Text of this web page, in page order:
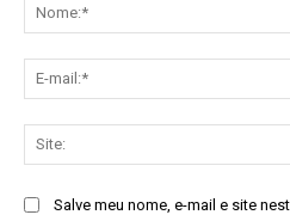
Salve meu nome, e-mail e site